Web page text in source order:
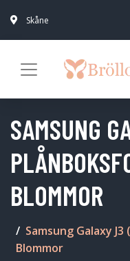
Skåne
SAMSUNG
BLOMMOR
Samsung Galaxy
Blommor